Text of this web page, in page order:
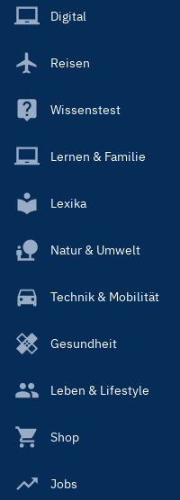
Main
Digital
Reisen
Wissenstest
Lernen & Familie
Lexika
Natur & Umwelt
Technik & Mobilität
Gesundheit
Leben & Lifestyle
Shop
Jobs